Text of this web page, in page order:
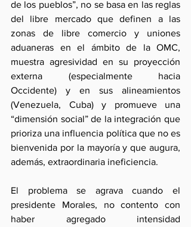
de los pueblos”, no se basa en las reglas
del libre mercado que definen a las
zonas de libre comercio y uniones
aduaneras en el ámbito de la OMC,
muestra agresividad en su proyección
externa (especialmente hacia
Occidente) y en sus alineamientos
(Venezuela, Cuba) y promueve una
“dimensión social” de la integración que
prioriza una influencia política que no es
bienvenida por la mayoría y que augura,
además, extraordinaria ineficiencia.
El problema se agrava cuando el
presidente Morales, no contento con
haber agregado intensidad